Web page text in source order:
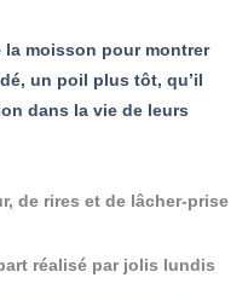
la moisson pour montrer
un poil plus tôt, qu’il
dans la vie de leurs
de rires et de lâcher-prise